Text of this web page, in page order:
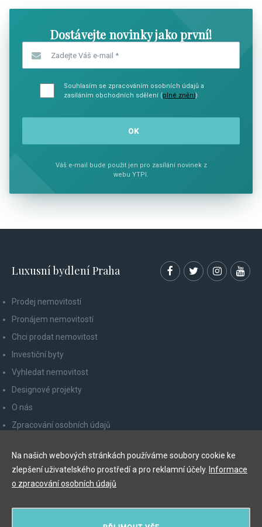
Dostávejte novinky jako první!
Souhlasím se zpracováním osobních údajů a
zasíláním obchodních sdělení (plné znění)
Váš e-mail bude použit jen pro zasílání novinek z
webu YTPI.
Luxusní bydlení Praha
Prodej nemovitostí
Pronájem nemovitostí
Chci prodat nemovitost
Investiční byty
Vyhledat nemovitost
Designové projekty
O nás
Zpracování osobních údajů
Odhlášení z newsletteru
Na našich webových stránkách používáme soubory cookie ke
zlepšení uživatelského prostředí a pro reklamní účely. Informace
o zpracování osobních údajů